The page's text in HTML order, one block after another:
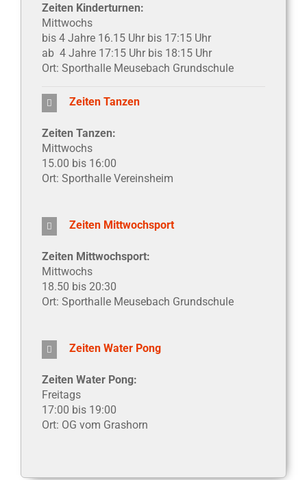
Zeiten Kinderturnen:
Mittwochs
bis 4 Jahre 16.15 Uhr bis 17:15 Uhr
ab 4 Jahre 17:15 Uhr bis 18:15 Uhr
Ort: Sporthalle Meusebach Grundschule
Zeiten Tanzen
Zeiten Tanzen:
Mittwochs
15.00 bis 16:00
Ort: Sporthalle Vereinsheim
Zeiten Mittwochsport
Zeiten Mittwochsport:
Mittwochs
18.50 bis 20:30
Ort: Sporthalle Meusebach Grundschule
Zeiten Water Pong
Zeiten Water Pong:
Freitags
17:00 bis 19:00
Ort: OG vom Grashorn